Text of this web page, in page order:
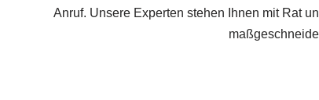
Anruf. Unsere Experten stehen Ihnen mit Rat